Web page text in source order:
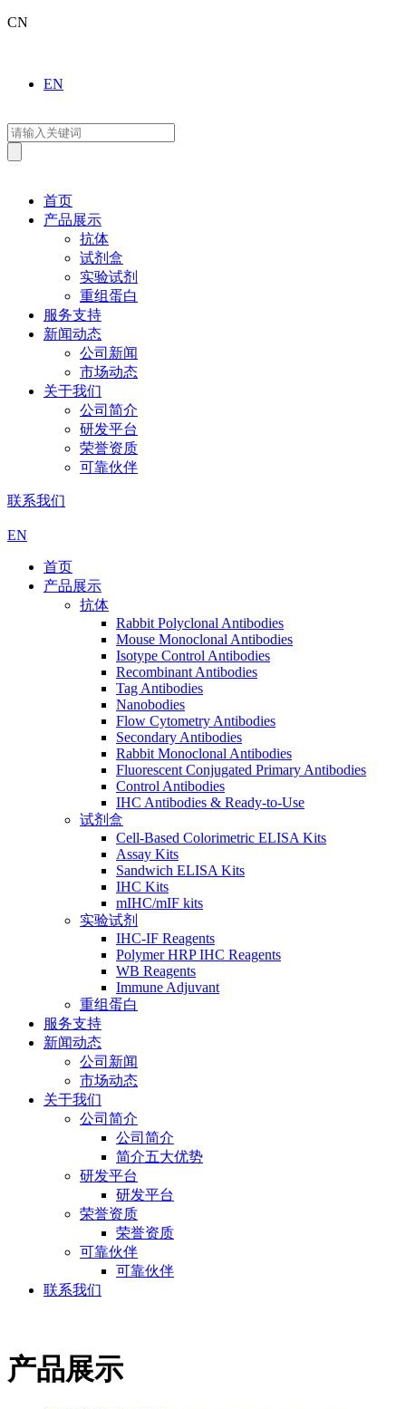
CN
EN
首页
产品展示
抗体
试剂盒
实验试剂
重组蛋白
服务支持
新闻动态
公司新闻
市场动态
关于我们
公司简介
研发平台
荣誉资质
可靠伙伴
联系我们
EN
首页
产品展示
抗体
Rabbit Polyclonal Antibodies
Mouse Monoclonal Antibodies
Isotype Control Antibodies
Recombinant Antibodies
Tag Antibodies
Nanobodies
Flow Cytometry Antibodies
Secondary Antibodies
Rabbit Monoclonal Antibodies
Fluorescent Conjugated Primary Antibodies
Control Antibodies
IHC Antibodies & Ready-to-Use
试剂盒
Cell-Based Colorimetric ELISA Kits
Assay Kits
Sandwich ELISA Kits
IHC Kits
mIHC/mIF kits
实验试剂
IHC-IF Reagents
Polymer HRP IHC Reagents
WB Reagents
Immune Adjuvant
重组蛋白
服务支持
新闻动态
公司新闻
市场动态
关于我们
公司简介
公司简介
简介五大优势
研发平台
研发平台
荣誉资质
荣誉资质
可靠伙伴
可靠伙伴
联系我们
产品展示